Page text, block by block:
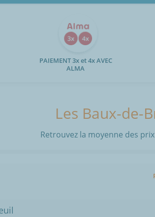
PAIEMENT 3x et 4x AVEC
ALMA
Les Baux-de-
Retrouvez la moyenne des